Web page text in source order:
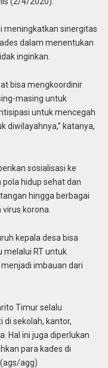
meningkatkan sinergitas
dalam menentukan
inginkan.
bisa mengkoordinir
masing untuk
untuk mencegah
diwilayahnya,” katanya,
sosialisasi ke
hidup sehat dan
hingga berbagai
korona.
kepala desa bisa
melalui RT untuk
imbauan dari
Timur selalu
sekolah, kantor,
Hal ini juga diperlukan
para kades di
agg)